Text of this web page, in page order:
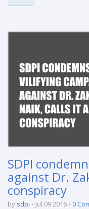
SDPI
against Dr.
conspiracy
by sdpi Jul 09 2016 0